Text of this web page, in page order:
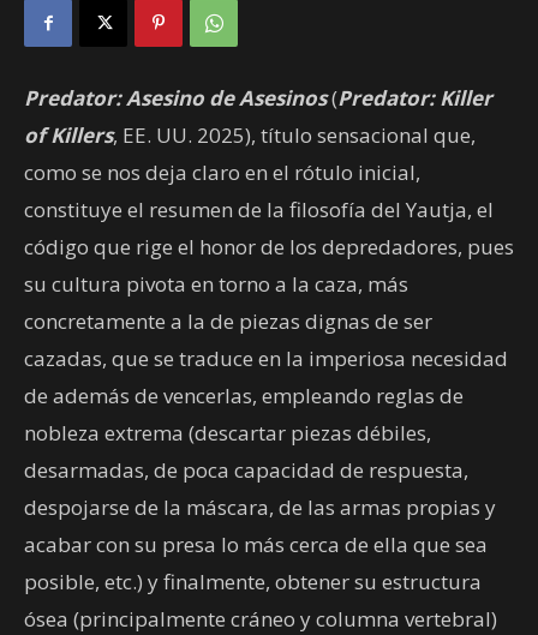
Predator: Asesino de Asesinos(Predator: Killer
of Killers, EE. UU. 2025), título sensacional que,
como se nos deja claro en el rótulo inicial,
constituye el resumen de la filosofía del Yautja, el
código que rige el honor de los depredadores, pues
su cultura pivota en torno a la caza, más
concretamente a la de piezas dignas de ser
cazadas, que se traduce en la imperiosa necesidad
de además de vencerlas, empleando reglas de
nobleza extrema (descartar piezas débiles,
desarmadas, de poca capacidad de respuesta,
despojarse de la máscara, de las armas propias y
acabar con su presa lo más cerca de ella que sea
posible, etc.) y finalmente, obtener su estructura
ósea (principalmente cráneo y columna vertebral)